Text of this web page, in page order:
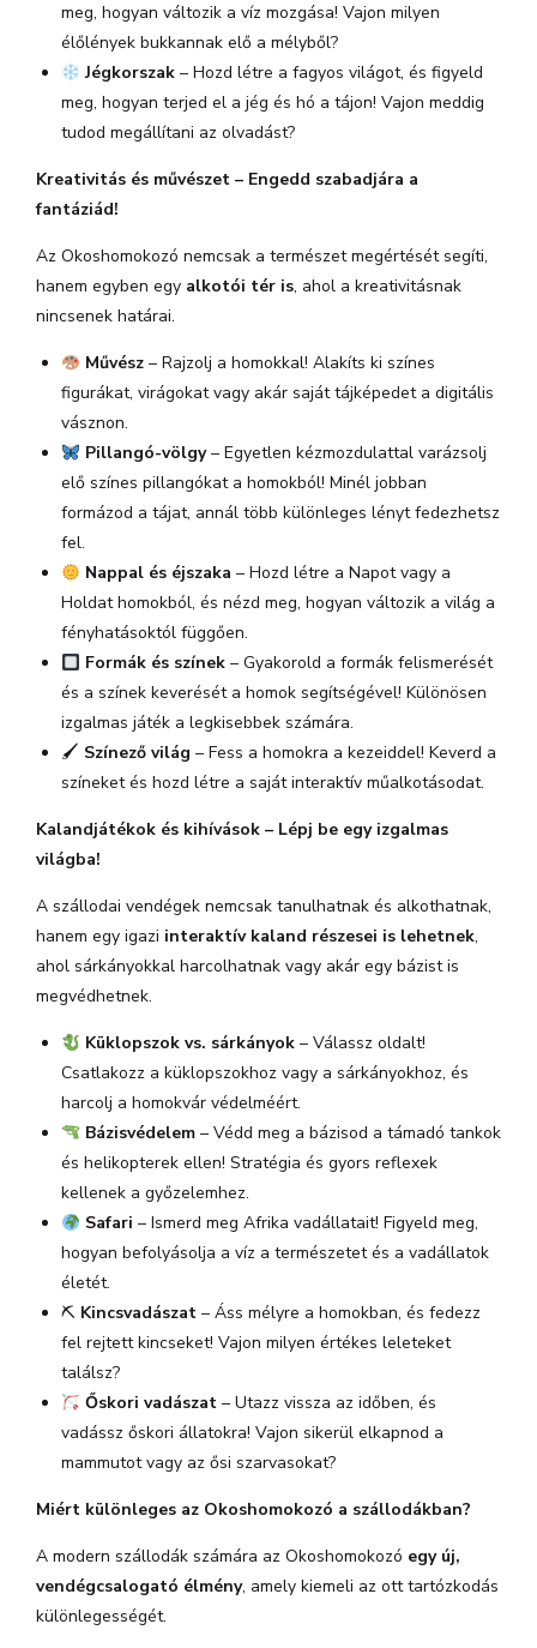
meg, hogyan változik a víz mozgása! Vajon milyen
élőlények bukkannak elő a mélyből?
Jégkorszak– Hozd létre a fagyos világot, és figyeld
meg, hogyan terjed el a jég és hó a tájon! Vajon meddig
tudod megállítani az olvadást?
Kreativitás és művészet – Engedd szabadjára a
fantáziád!
Az Okoshomokozó nemcsak a természet megértését segíti,
hanem egyben egy alkotói tér is, ahol a kreativitásnak
nincsenek határai.
Művész– Rajzolj a homokkal! Alakíts ki színes
figurákat, virágokat vagy akár saját tájképedet a digitális
vásznon.
Pillangó-völgy– Egyetlen kézmozdulattal varázsolj
elő színes pillangókat a homokból! Minél jobban
formázod a tájat, annál több különleges lényt fedezhetsz
fel.
Nappal és éjszaka – Hozd létre a Napot vagy a
Holdat homokból, és nézd meg, hogyan változik a világ a
fényhatásoktól függően.
Formák és színek– Gyakorold a formák felismerését
és a színek keverését a homok segítségével! Különösen
izgalmas játék a legkisebbek számára.
🖌 Színező világ – Fess a homokra a kezeiddel! Keverd a
színeket és hozd létre a saját interaktív műalkotásodat.
Kalandjátékok és kihívások – Lépj be egy izgalmas
világba!
A szállodai vendégek nemcsak tanulhatnak és alkothatnak,
hanem egy igazi interaktív kaland részesei is lehetnek,
ahol sárkányokkal harcolhatnak vagy akár egy bázist is
megvédhetnek.
Küklopszok vs. sárkányok– Válassz oldalt!
Csatlakozz a küklopszokhoz vagy a sárkányokhoz, és
harcolj a homokvár védelméért.
Bázisvédelem– Védd meg a bázisod a támadó tankok
és helikopterek ellen! Stratégia és gyors reflexek
kellenek a győzelemhez.
Safari – Ismerd meg Afrika vadállatait! Figyeld meg,
hogyan befolyásolja a víz a természetet és a vadállatok
életét.
⛏ Kincsvadászat – Áss mélyre a homokban, és fedezz
fel rejtett kincseket! Vajon milyen értékes leleteket
találsz?
Őskori vadászat– Utazz vissza az időben, és
vadássz őskori állatokra! Vajon sikerül elkapnod a
mammutot vagy az ősi szarvasokat?
Miért különleges az Okoshomokozó a szállodákban?
A modern szállodák számára az Okoshomokozó egy új,
vendégcsalogató élmény, amely kiemeli az ott tartózkodás
különlegességét.